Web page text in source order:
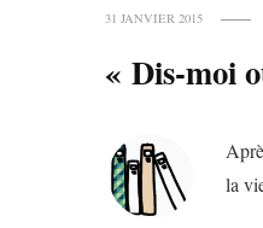
31 JANVIER 2015
« Dis-moi
la